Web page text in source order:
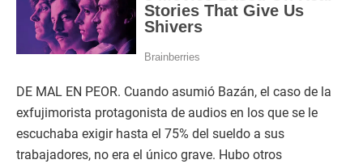
DE MAL EN PEOR. Cuando asumió Bazán, el caso de la
exfujimorista protagonista de audios en los que se le
escuchaba exigir hasta el 75% del sueldo a sus
trabajadores, no era el único grave. Hubo otros